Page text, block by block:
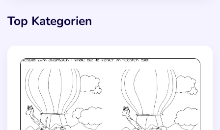
Top Kategorien